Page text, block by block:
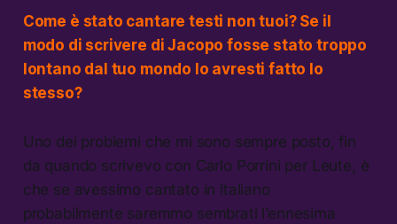
Come è stato cantare testi non tuoi? Se il
modo di scrivere di Jacopo fosse stato troppo
lontano dal tuo mondo lo avresti fatto lo
stesso?
Uno dei problemi che mi sono sempre posto, fin
da quando scrivevo con Carlo Porrini per Leute, è
che se avessimo cantato in italiano
probabilmente saremmo sembrati l’ennesima